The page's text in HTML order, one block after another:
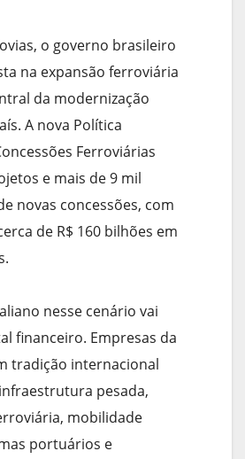
o governo brasileiro
na expansão ferroviária
da modernização
A nova Política
Ferroviárias
e mais de 9 mil
novas concessões, com
de R$ 160 bilhões em
nesse cenário vai
financeiro. Empresas da
tradição internacional
pesada,
mobilidade
portuários e